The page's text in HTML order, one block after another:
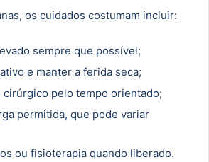
os cuidados costumam incluir:
sempre que possível;
e manter a ferida seca;
cirúrgico pelo tempo orientado;
permitida, que pode variar
ou fisioterapia quando liberado.